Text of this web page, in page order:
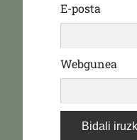
E-posta
Webgunea